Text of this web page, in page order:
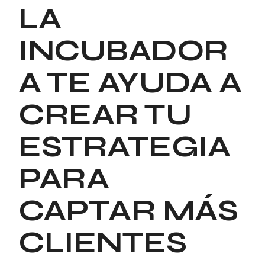
LA
INCUBADOR
A TE AYUDA A
CREAR TU
ESTRATEGIA
PARA
CAPTAR MÁS
CLIENTES